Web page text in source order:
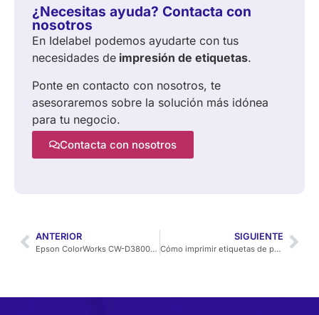
¿Necesitas ayuda? Contacta con
nosotros
En Idelabel podemos ayudarte con tus
necesidades de impresión de etiquetas.
Ponte en contacto con nosotros, te
asesoraremos sobre la solución más idónea
para tu negocio.
Contacta con nosotros
ANTERIOR
Epson ColorWorks CW-D3800e: análisis de la nueva impresora de etiquetas a color compacta y asequible
SIGUIENTE
Cómo imprimir etiquetas de producto a color bajo demanda (alimentación, farmacia y cosmética)